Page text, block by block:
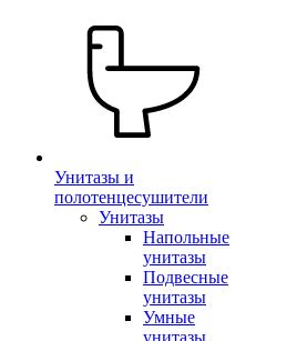
Унитазы и
полотенцесушители
Унитазы
Напольные
унитазы
Подвесные
унитазы
Умные